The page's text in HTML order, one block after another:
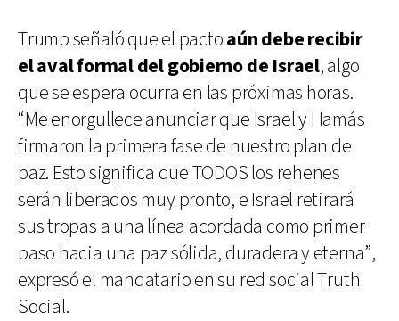
Trump señaló que el pactoaún debe recibir
el aval formal del gobierno de Israel, algo
que se espera ocurra en las próximas horas.
“Me enorgullece anunciar que Israel y Hamás
firmaron la primera fase de nuestro plan de
paz. Esto significa que TODOS los rehenes
serán liberados muy pronto, e Israel retirará
sus tropas a una línea acordada como primer
paso hacia una paz sólida, duradera y eterna”,
expresó el mandatario en su red social Truth
Social.